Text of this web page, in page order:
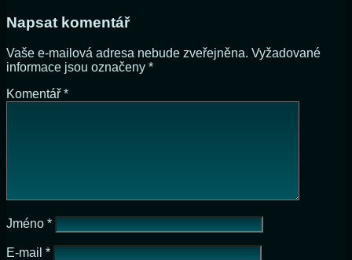
Napsat komentář
Vaše e-mailová adresa nebude zveřejněna. Vyžadované
informace jsou označeny *
Komentář *
Jméno *
E-mail *